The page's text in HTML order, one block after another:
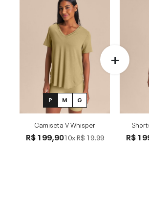
P M G
Camiseta V Whisper
R$ 199,9010xR$ 19,99 R$